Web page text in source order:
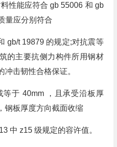
性能应符合 gb 55006 和 gb
量应分别符合
gb/t 19879 的规定;对抗震等
的主要抗侧力构件所用钢材
击韧性合格保证。
等于 40mm ，且承受沿板厚
钢板厚度方向截面收缩
中 z15 级规定的容许值。